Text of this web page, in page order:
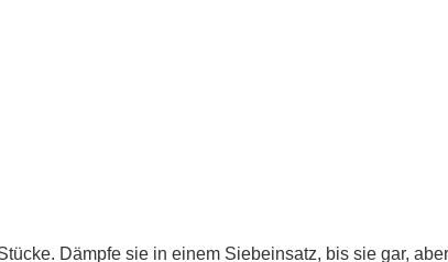
Dämpfe sie in einem Siebeinsatz, bis sie gar,